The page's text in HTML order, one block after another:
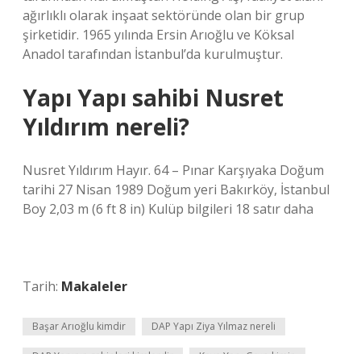
ağırlıklı olarak inşaat sektöründe olan bir grup
şirketidir. 1965 yılında Ersin Arıoğlu ve Köksal
Anadol tarafından İstanbul’da kurulmuştur.
Yapı Yapı sahibi Nusret
Yıldırım nereli?
Nusret Yıldırım Hayır. 64 – Pınar Karşıyaka Doğum
tarihi 27 Nisan 1989 Doğum yeri Bakırköy, İstanbul
Boy 2,03 m (6 ft 8 in) Kulüp bilgileri 18 satır daha
Tarih: Makaleler
Başar Arıoğlu kimdir DAP Yapı Ziya Yılmaz nereli